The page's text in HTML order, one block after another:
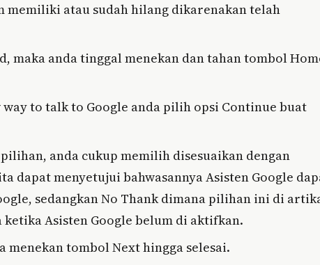
memiliki atau sudah hilang dikarenakan telah
anda tinggal menekan dan tahan tombol
to talk to Google anda pilih opsi Continue buat
anda cukup memilih disesuaikan dengan
dapat menyetujui bahwasannya Asisten Google
sedangkan No Thank dimana pilihan ini di
Asisten Google belum di aktifkan.
menekan tombol Next hingga selesai.